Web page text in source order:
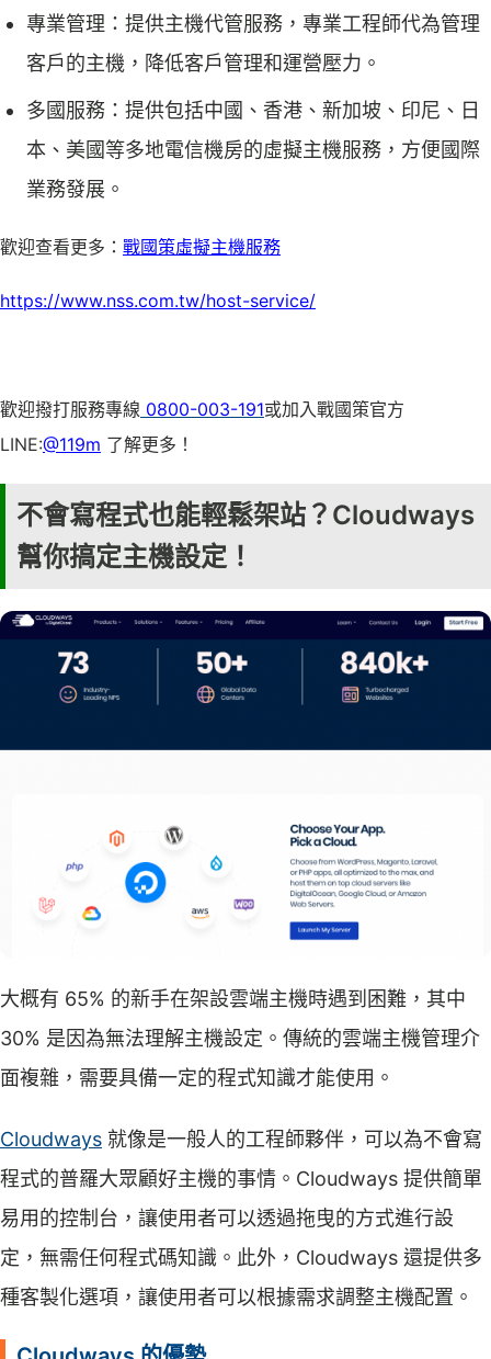
專業管理：提供主機代管服務，專業工程師代為管理
客戶的主機，降低客戶管理和運營壓力。
多國服務：提供包括中國、香港、新加坡、印尼、日
本、美國等多地電信機房的虛擬主機服務，方便國際
業務發展。
歡迎查看更多： 戰國策虛擬主機服務
https://www.nss.com.tw/host-service/
歡迎撥打服務專線 0800-003-191或加入戰國策官方
LINE:@119m 了解更多！
不會寫程式也能輕鬆架站？Cloudways
幫你搞定主機設定！
大概有 65% 的新手在架設雲端主機時遇到困難，其中
30% 是因為無法理解主機設定。傳統的雲端主機管理介
面複雜，需要具備一定的程式知識才能使用。
Cloudways 就像是一般人的工程師夥伴，可以為不會寫
程式的普羅大眾顧好主機的事情。Cloudways 提供簡單
易用的控制台，讓使用者可以透過拖曳的方式進行設
定，無需任何程式碼知識。此外，Cloudways 還提供多
種客製化選項，讓使用者可以根據需求調整主機配置。